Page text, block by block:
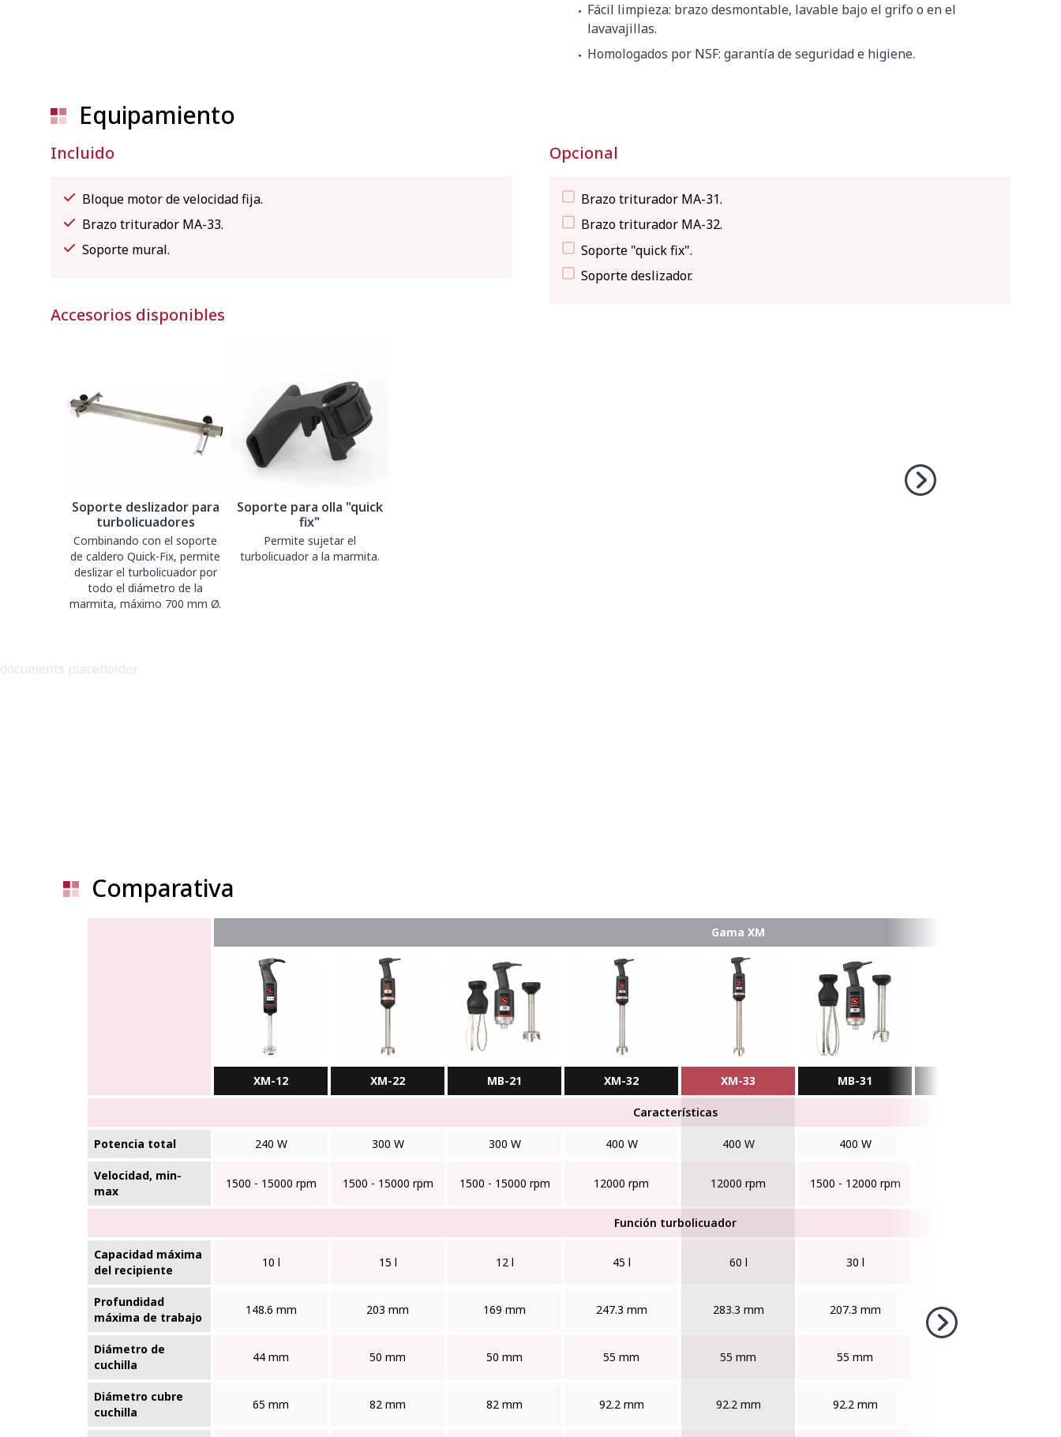
Fácil limpieza: brazo desmontable, lavable bajo el grifo o en el
lavavajillas.
Homologados por NSF: garantía de seguridad e higiene.
Equipamiento
Incluido
Bloque motor de velocidad fija.
Brazo triturador MA-33.
Soporte mural.
Opcional
Brazo triturador MA-31.
Brazo triturador MA-32.
Soporte "quick fix".
Soporte deslizador.
Accesorios disponibles
Soporte deslizador para
turbolicuadores
Combinando con el soporte
de caldero Quick-Fix, permite
deslizar el turbolicuador por
todo el diámetro de la
marmita, máximo 700 mm Ø.
Soporte para olla "quick
fix"
Permite sujetar el
turbolicuador a la marmita.
documents placeholder
Comparativa
Gama XM
XM-12 XM-22 MB-21 XM-32 XM-33 MB-31
Características
Potencia total 240 W 300 W 300 W 400 W 400 W 400 W
Velocidad, min-
max
1500 - 15000 rpm 1500 - 15000 rpm 1500 - 15000 rpm 12000 rpm 12000 rpm 1500 - 12000 rpm
Función turbolicuador
Capacidad máxima
del recipiente
10 l 15 l 12 l 45 l 60 l 30 l
Profundidad
máxima de trabajo
148.6 mm 203 mm 169 mm 247.3 mm 283.3 mm 207.3 mm 350 mm
Diámetro de
cuchilla
44 mm 50 mm 50 mm 55 mm 55 mm 55 mm
Diámetro cubre
cuchilla
65 mm 82 mm 82 mm 92.2 mm 92.2 mm 92.2 mm